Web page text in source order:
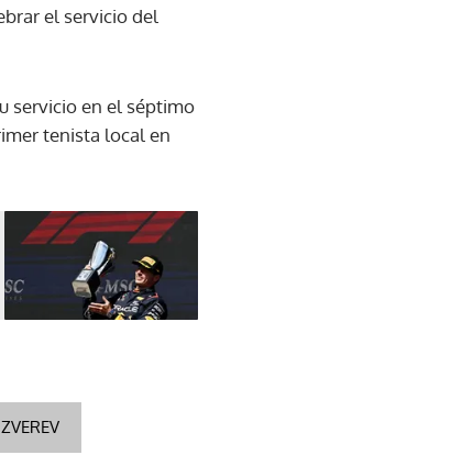
el servicio del
servicio en el séptimo
tenista local en